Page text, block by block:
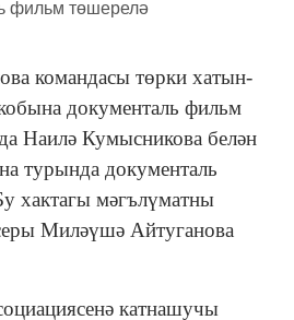
командасы төрки хатын-
документаль фильм
Наилә Кумысникова белән
турында документаль
хактагы мәгълүматны
Миләүшә Айтуганова
катнашучы